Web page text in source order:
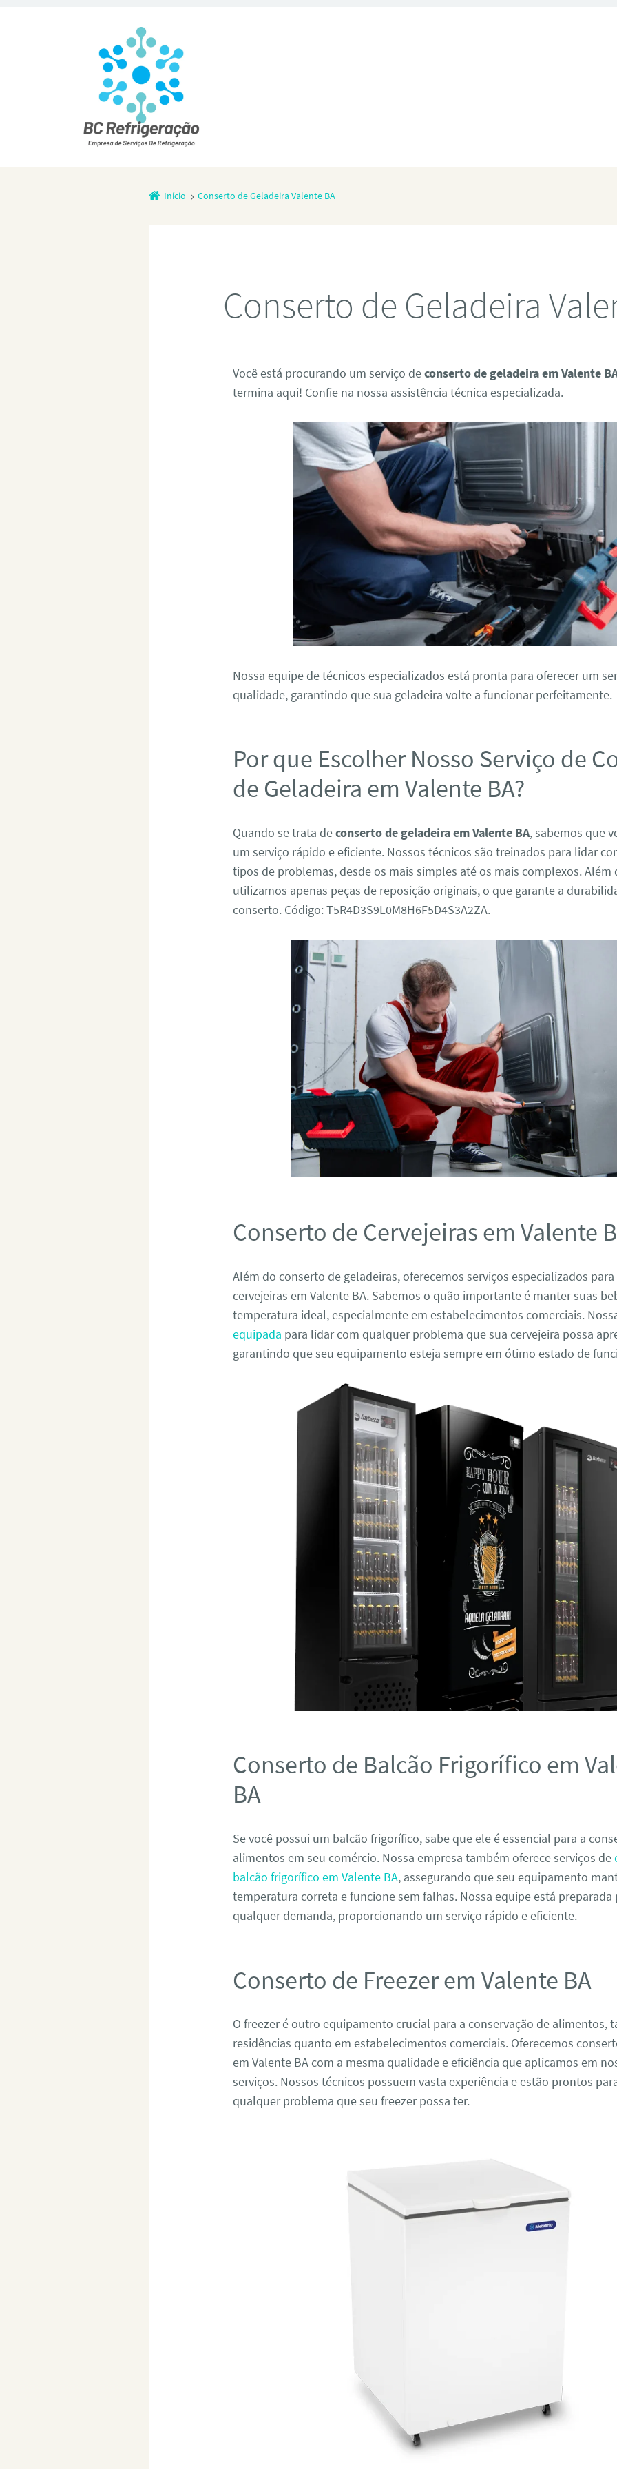
Início Conserto de Geladeira Valente BA
Conserto de Geladeira
Você está procurando um serviço deconserto de geladeira em Valente
termina aqui! Confie na nossa assistência técnica especializada.
Nossa equipe de técnicos especializados está pronta para oferecer um
qualidade, garantindo que sua geladeira volte a funcionar perfeitamente.
Por que Escolher Nosso Serviço de
de Geladeira em Valente BA?
Quando se trata deconserto de geladeira em Valente BA, sabemos que
um serviço rápido e eficiente. Nossos técnicos são treinados para lidar
tipos de problemas, desde os mais simples até os mais complexos. Além
utilizamos apenas peças de reposição originais, o que garante a
conserto. Código: T5R4D3S9L0M8H6F5D4S3A2ZA.
Conserto de Cervejeiras em Valente
Além do conserto de geladeiras, oferecemos serviços especializados
cervejeiras em Valente BA. Sabemos o quão importante é manter suas
temperatura ideal, especialmente em estabelecimentos comerciais.
equipada para lidar com qualquer problema que sua cervejeira possa
garantindo que seu equipamento esteja sempre em ótimo estado de
Conserto de Balcão Frigorífico em
BA
Se você possui um balcão frigorífico, sabe que ele é essencial para a
alimentos em seu comércio. Nossa empresa também oferece serviços de
balcão frigorífico em Valente BA, assegurando que seu equipamento
temperatura correta e funcione sem falhas. Nossa equipe está preparada
qualquer demanda, proporcionando um serviço rápido e eficiente.
Conserto de Freezer em Valente BA
O freezer é outro equipamento crucial para a conservação de alimentos,
residências quanto em estabelecimentos comerciais. Oferecemos
em Valente BA com a mesma qualidade e eficiência que aplicamos em
serviços. Nossos técnicos possuem vasta experiência e estão prontos
qualquer problema que seu freezer possa ter.